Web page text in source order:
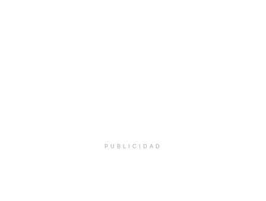
PUBLICIDAD